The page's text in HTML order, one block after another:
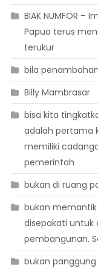
BIAK NUMFOR
Papua terus
terukur
bila
Billy Mambrasar
bisa kita
adalah pertama
memiliki
pemerintah
bukan di ruang
bukan
disepakati untuk
pembangunan.
bukan panggung